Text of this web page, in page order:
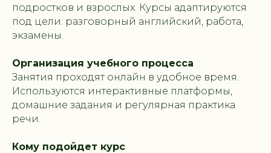
подростков и взрослых. Курсы адаптируются
под цели: разговорный английский, работа,
экзамены.
Организация учебного процесса
Занятия проходят онлайн в удобное время.
Используются интерактивные платформы,
домашние задания и регулярная практика
речи.
Кому подойдет курс